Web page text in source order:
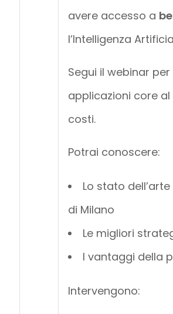
avere accesso a
l’Intelligenza
Segui il webinar
applicazioni core
costi.
Potrai conoscere:
Lo stato
di Milano
Le migliori
I vantaggi della
Intervengono: